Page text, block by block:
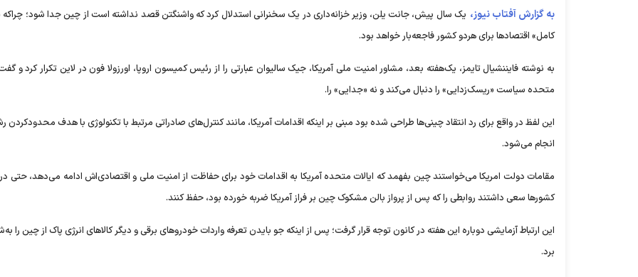
به گزارش آفتاب نیوز، یک سال پیش، جانت یلن، وزیر خزانه‌داری در یک سخنرانی استدلال کرد که واشنگتن قصد نداشته است از چین جدا شود؛
کامل» اقتصاد‌ها برای هردو کشور فاجعه‌بار خواهد بود.
به نوشته فایننشیال تایمز، یک‌هفته بعد، مشاور امنیت ملی آمریکا، جیک سالیوان عبارتی را از رئیس کمیسون اروپا، اورزولا فون در لاین تکرار کرد و
متحده سیاست «ریسک‌زدایی» را دنبال می‌کند و نه «جدایی» را.
این لفظ در واقع برای رد انتقاد چینی‌ها طراحی شده بود مبنی بر اینکه اقدامات آمریکا، مانند کنترل‌های صادراتی مرتبط با تکنولوژی با هدف
انجام می‌شود.
مقامات دولت امریکا می‌خواستند چین بفهمد که ایالات متحده آمریکا به اقدامات خود برای حفاظت از امنیت ملی و اقتصادی‌اش ادامه می‌دهد، حتی
کشور‌ها سعی داشتند روابطی را که پس از پرواز بالن مشکوک چین بر فراز آمریکا ضربه خورده بود، حفظ کنند.
این ارتباط آزمایشی دوباره این هفته در کانون توجه قرار گرفت؛ پس از اینکه جو بایدن تعرفه واردات خودرو‌های برقی و دیگر کالا‌های انرژی پاک از چین را
برد.